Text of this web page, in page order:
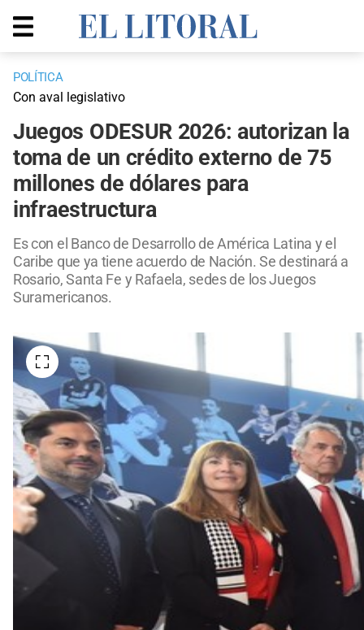
POLÍTICA
Con aval legislativo
Juegos ODESUR 2026: autorizan la
toma de un crédito externo de 75
millones de dólares para
infraestructura
Es con el Banco de Desarrollo de América Latina y el
Caribe que ya tiene acuerdo de Nación. Se destinará a
Rosario, Santa Fe y Rafaela, sedes de los Juegos
Suramericanos.